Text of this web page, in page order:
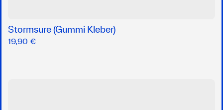
Stormsure (Gummi Kleber)
19,90 €